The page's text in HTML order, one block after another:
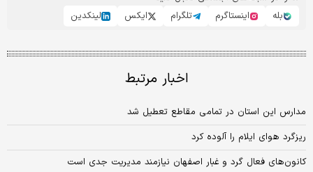
بله
اینستاگرم تلگرام ایکس لینکدین
اخبار مرتبط
مدارس این استان در تمامی مقاطع تعطیل شد
ریزگرد هوای ایلام را آلوده کرد
کانون‌های فعال گرد و غبار اصفهان نیازمند مدیریت جدی‌ است